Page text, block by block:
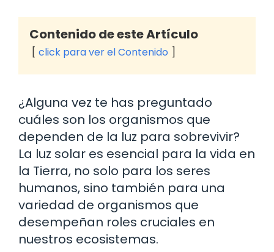
Contenido de este Artículo
click para ver el Contenido
¿Alguna vez te has preguntado
cuáles son los organismos que
dependen de la luz para sobrevivir?
La luz solar es esencial para la vida en
la Tierra, no solo para los seres
humanos, sino también para una
variedad de organismos que
desempeñan roles cruciales en
nuestros ecosistemas.